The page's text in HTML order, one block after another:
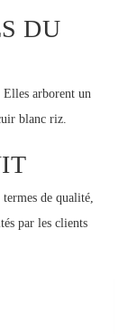
DU
arborent un
blanc riz.
de qualité,
par les clients